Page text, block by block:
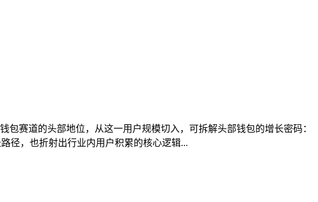
包赛道的头部地位，从这一用户规模切入，可拆解头部钱包的增长密码：
径，也折射出行业内用户积累的核心逻辑...